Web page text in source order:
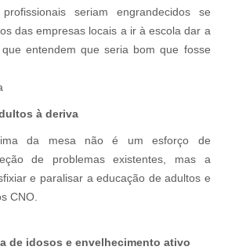
seriam engrandecidos se
das empresas locais a ir à escola dar a
entendem que seria bom que fosse
à deriva
da mesa não é um esforço de
de problemas existentes, mas a
e paralisar a educação de adultos e
CNO.
de idosos e envelhecimento ativo